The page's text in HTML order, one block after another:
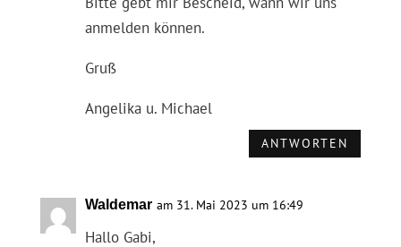
anmelden können.
Gruß
Angelika u. Michael
ANTWORTEN
Waldemar am 31. Mai 2023 um 16:49
Hallo Gabi,